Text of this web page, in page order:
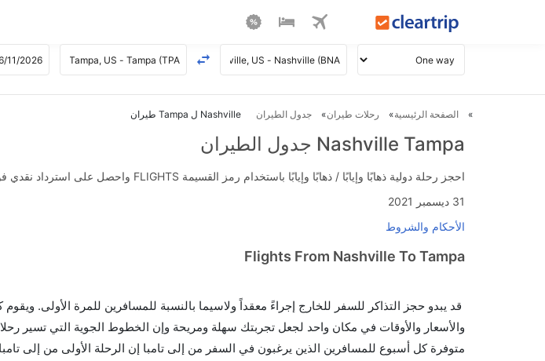
الصفحة الرئيسية رحلات طيران جدول الطيران Nashville ل Tampa طيران
Nashville Tampa جدول الطيران
احجز رحلة دولية ذهابًا وإيابًا / ذهابًا وإيابًا باستخدام رمز القسيمة FLIGHTS واحصل على استرداد نقدي فوري يصل إلى AED 700.
31 ديسمبر 2021
الأحكام والشروط
Flights From Nashville To Tampa
قد يبدو حجز التذاكر للسفر للخارج إجراءً معقداً ولاسيما بالنسبة للمسافرين للمرة الأولى.
متوفرة كل أسبوع للمسافرين الذين يرغبون في السفر من إلى تامبا إن الرحلة الأولى من إلى